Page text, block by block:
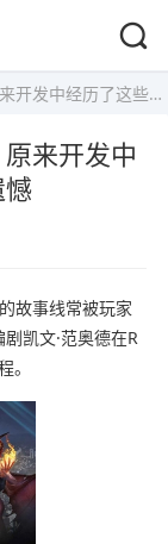
经历了这些意外与遗憾
来开发中
故事线常被玩家
凯文·范奥德在R
。